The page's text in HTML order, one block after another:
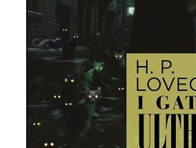
Accessori
Giocattoli e Gadget
Offerte del Dragone